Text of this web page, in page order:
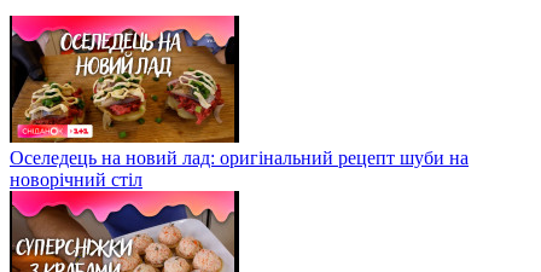
Оселедець на новий лад: оригінальний рецепт шуби на
новорічний стіл